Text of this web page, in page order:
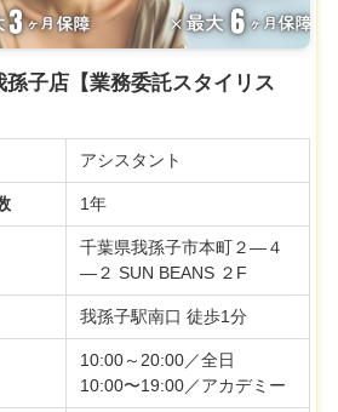
子店【業務委託スタイリス
アシスタント
1年
千葉県我孫子市本町２―４
―２ SUN BEANS ２F
我孫子駅南口 徒歩1分
10:00～20:00／全日
10:00〜19:00／アカデミー